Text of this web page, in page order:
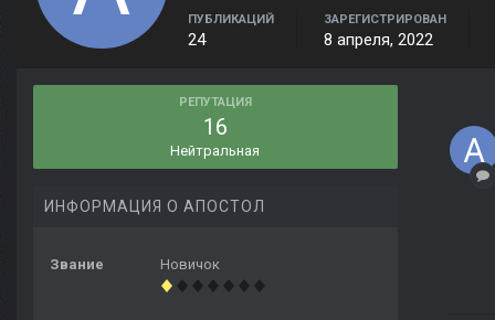
ПУБЛИКАЦИЙ
24
ЗАРЕГИСТРИРОВАН
8 апреля, 2022
РЕПУТАЦИЯ
16
Нейтральная
ИНФОРМАЦИЯ О АПОСТОЛ
Звание Новичок